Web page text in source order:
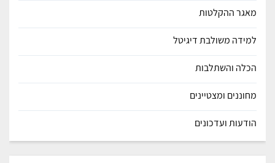
מאגר ההקלטות
למידה משולבת דיגיטל
הכלה והשתלבות
מחוננים ומצטיינים
הודעות ועדכונים